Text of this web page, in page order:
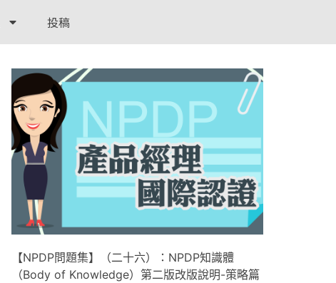
投稿
【NPDP問題集】（二十六）：NPDP知識體
（Body of Knowledge）第二版改版說明-策略篇